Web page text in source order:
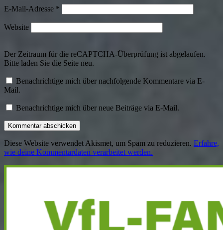
E-Mail-Adresse *
Website
Der Zeitraum für die reCAPTCHA-Überprüfung ist abgelaufen.
Bitte laden Sie die Seite neu.
Benachrichtige mich über nachfolgende Kommentare via E-
Mail.
Benachrichtige mich über neue Beiträge via E-Mail.
Diese Website verwendet Akismet, um Spam zu reduzieren. Erfahre,
wie deine Kommentardaten verarbeitet werden.
Haupt-